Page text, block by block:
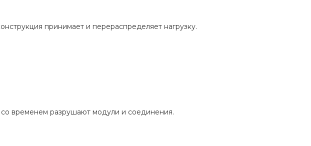
принимает и перераспределяет нагрузку.
временем разрушают модули и соединения.